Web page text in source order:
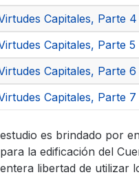
Capitales, Parte 4
Capitales, Parte 5
Capitales, Parte 6
Capitales, Parte 7
es brindado por
la edificación del
libertad de utilizar